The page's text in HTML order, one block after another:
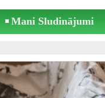
Mani Sludinājumi